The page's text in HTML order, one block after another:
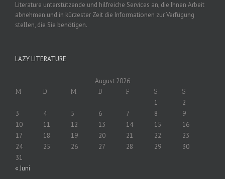
Literature unterstützende und hilfreiche Services an, die Ihnen Arbeit
abnehmen und in kürzester Zeit die Informationen zur Verfügung
stellen, die Sie benötigen.
LAZY LITERATURE
August 2026
M D M D F S S
1
2
3
4 5 6 7 8
9
10
11 12 13 14 15
16
17
18 19 20 21 22
23
24
25 26 27 28 29
30
31
« Juni